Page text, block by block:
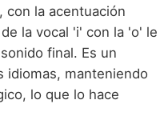
con la acentuación
la vocal 'i' con la 'o' le
final. Es un
idiomas, manteniendo
lo que lo hace